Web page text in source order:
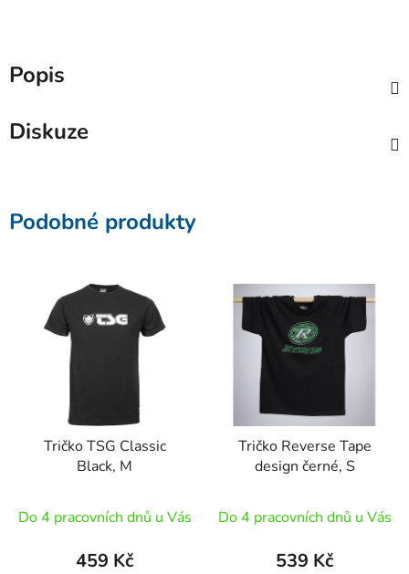
Popis
Diskuze
Podobné produkty
Tričko TSG Classic
Black, M
Do 4 pracovních dnů u Vás
459 Kč
Tričko Reverse Tape
design černé, S
Do 4 pracovních dnů u Vás
539 Kč